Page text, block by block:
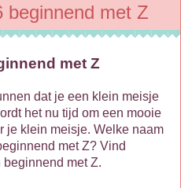
beginnend met Z
met Z
dat je een klein meisje
het nu tijd om een mooie
je klein meisje. Welke naam
met Z? Vind
met Z.